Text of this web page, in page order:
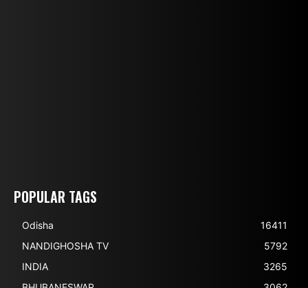
POPULAR TAGS
Odisha
16411
NANDIGHOSHA TV
5792
INDIA
3265